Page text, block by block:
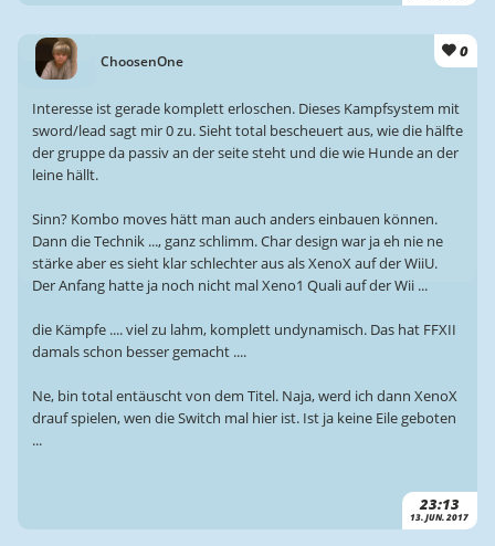
ChoosenOne
0
23:13
13. JUN. 2017
Interesse ist gerade komplett erloschen. Dieses Kampfsystem mit
sword/lead sagt mir 0 zu. Sieht total bescheuert aus, wie die hälfte
der gruppe da passiv an der seite steht und die wie Hunde an der
leine hällt.
Sinn? Kombo moves hätt man auch anders einbauen können.
Dann die Technik ..., ganz schlimm. Char design war ja eh nie ne
stärke aber es sieht klar schlechter aus als XenoX auf der WiiU.
Der Anfang hatte ja noch nicht mal Xeno1 Quali auf der Wii ...
die Kämpfe .... viel zu lahm, komplett undynamisch. Das hat FFXII
damals schon besser gemacht ....
Ne, bin total entäuscht von dem Titel. Naja, werd ich dann XenoX
drauf spielen, wen die Switch mal hier ist. Ist ja keine Eile geboten
...